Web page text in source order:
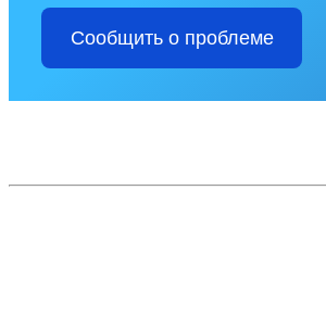
Сообщить о проблеме